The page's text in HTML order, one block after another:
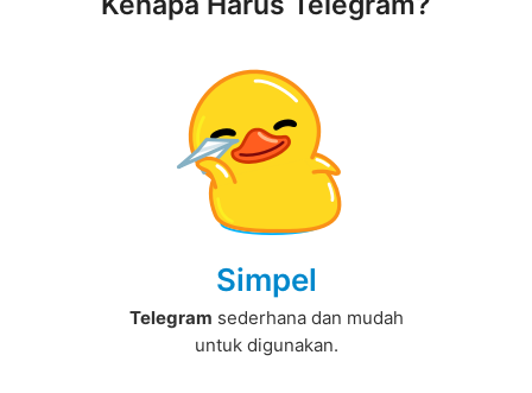
Simpel
Telegram sederhana dan mudah
untuk digunakan.